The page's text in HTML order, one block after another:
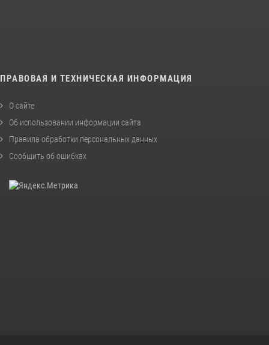
ПРАВОВАЯ И ТЕХНИЧЕСКАЯ ИНФОРМАЦИЯ
О сайте
Об использовании информации сайта
Правила обработки персональных данных
Сообщить об ошибках